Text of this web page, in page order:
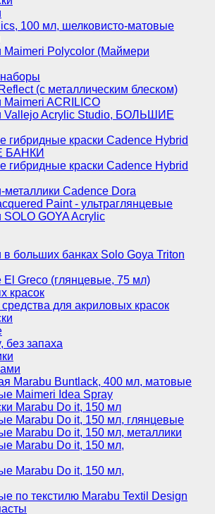
100 мл, шелковисто-матовые
Maimeri Polycolor (Маймери
(с металлическим блеском)
Maimeri ACRILICO
Vallejo Acrylic Studio, БОЛЬШИЕ
гибридные краски Cadence Hybrid
БАНКИ
гибридные краски Cadence Hybrid
металлики Cadence Dora
Paint - ультраглянцевые
GOYA Acrylic
больших банках Solo Goya Triton
El Greco (глянцевые, 75 мл)
красок
для акриловых красок
без запаха
Marabu Buntlack, 400 мл, матовые
Maimeri Idea Spray
Marabu Do it, 150 мл
Marabu Do it, 150 мл, глянцевые
Marabu Do it, 150 мл, металлики
Marabu Do it, 150 мл,
Marabu Do it, 150 мл,
по текстилю Marabu Textil Design